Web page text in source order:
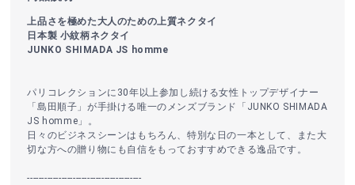
上品さを極めた大人のための上質ネクタイ
日本製 小紋柄ネクタイ
JUNKO SHIMADA JS homme
パリコレクションに30年以上参加し続ける女性トップデザイナー
「島田順子」が手掛ける唯一のメンズブランド「JUNKO SHIMADA
JS homme」。
日々のビジネスシーンはもちろん、特別な日の一本として、また大
切な方への贈り物にも自信をもっておすすめできる逸品です。
----------------------------------------